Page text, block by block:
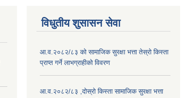
विधुतीय शुसासन सेवा
आ.व.२०८२/८३ को सामाजिक सुरक्षा भत्ता तेस्रो किस्ता
प्राप्त गर्ने लाभग्राहीको विवरण
आ.व.२०८२/८३ ,दोस्रो किस्ता सामाजिक सुरक्षा भत्ता